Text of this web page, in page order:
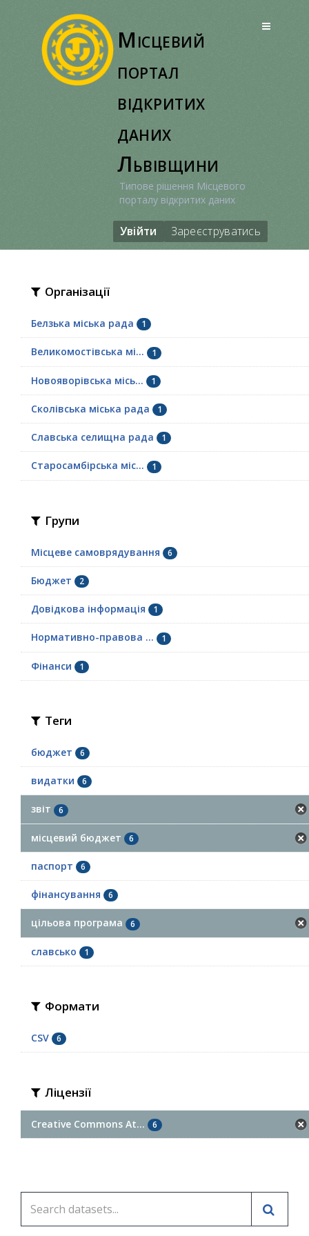
Місцевий
портал
відкритих
даних
Львівщини
Типове рішення Місцевого
порталу відкритих даних
Увійти Зареєструватись
Організації
Белзька міська рада 1
Великомостівська мі... 1
Новояворівська місь... 1
Сколівська міська рада 1
Славська селищна рада 1
Старосамбірська міс... 1
Групи
Місцеве самоврядування 6
Бюджет 2
Довідкова інформація 1
Нормативно-правова ... 1
Фінанси 1
Теги
бюджет 6
видатки 6
звіт 6
місцевий бюджет 6
паспорт 6
фінансування 6
цільова програма 6
славсько 1
Формати
CSV 6
Ліцензії
Creative Commons At... 6